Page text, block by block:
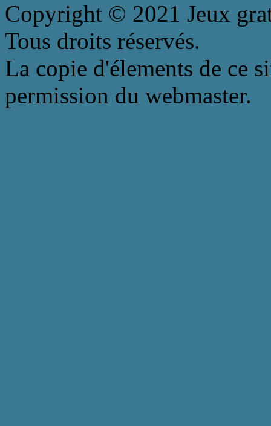
Copyright © 2021 Jeux
Tous droits réservés.
La copie d'élements de ce
permission du webmaster.